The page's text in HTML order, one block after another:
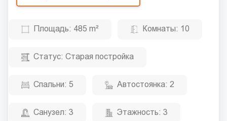
Площадь: 485 m² Комнаты: 10
Статус: Старая постройка
Спальни: 5 Автостоянка: 2
Санузел: 3 Этажность: 3